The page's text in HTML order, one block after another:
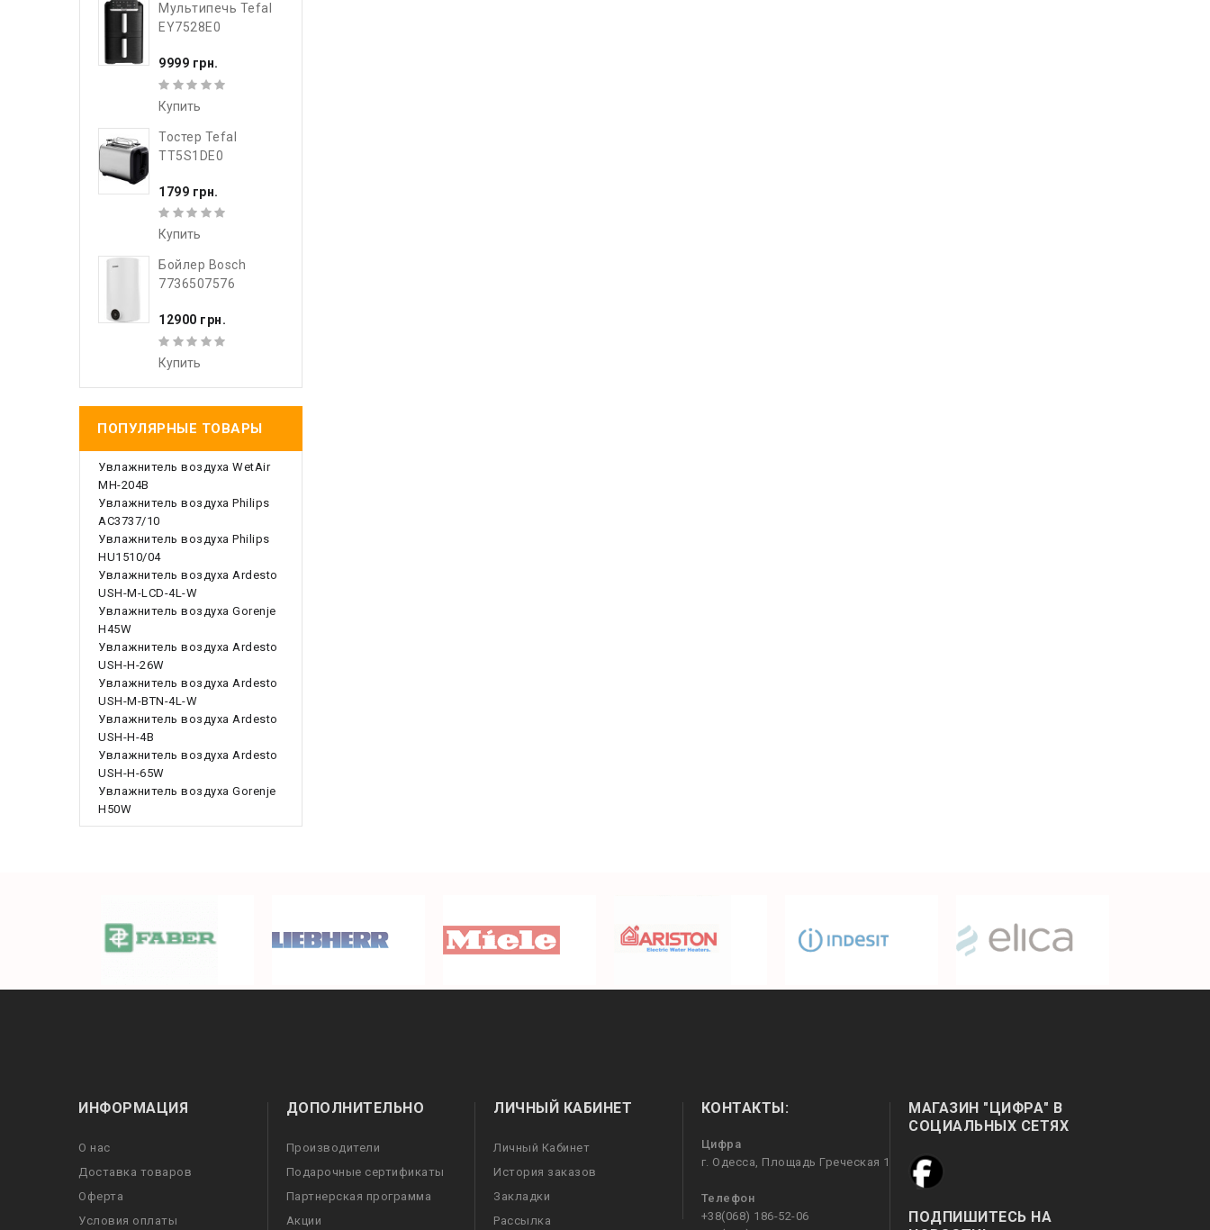
Мультипечь Tefal
EY7528E0
9999 грн.
Купить
Тостер Tefal
TT5S1DE0
1799 грн.
Купить
Бойлер Bosch
7736507576
12900 грн.
Купить
ПОПУЛЯРНЫЕ ТОВАРЫ
Увлажнитель воздуха WetAir
MH-204B
Увлажнитель воздуха Philips
AC3737/10
Увлажнитель воздуха Philips
HU1510/04
Увлажнитель воздуха Ardesto
USH-M-LCD-4L-W
Увлажнитель воздуха Gorenje
H45W
Увлажнитель воздуха Ardesto
USH-H-26W
Увлажнитель воздуха Ardesto
USH-M-BTN-4L-W
Увлажнитель воздуха Ardesto
USH-H-4B
Увлажнитель воздуха Ardesto
USH-H-65W
Увлажнитель воздуха Gorenje
H50W
ИНФОРМАЦИЯ
О нас
Доставка товаров
Оферта
Условия оплаты
ДОПОЛНИТЕЛЬНО
Производители
Подарочные сертификаты
Партнерская программа
Акции
ЛИЧНЫЙ КАБИНЕТ
Личный Кабинет
История заказов
Закладки
Рассылка
КОНТАКТЫ:
Цифра
г. Одесса, Площадь Греческая 1
Телефон
+38(068) 186-52-06
МАГАЗИН "ЦИФРА" В
СОЦИАЛЬНЫХ СЕТЯХ
ПОДПИШИТЕСЬ НА